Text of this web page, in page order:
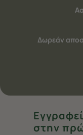
Δωρεάν
στην